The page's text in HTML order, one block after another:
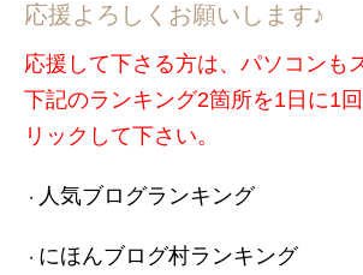
応援よろしくお願いします♪
応援して下さる方は、パソコンも
下記のランキング2箇所を1日に1
リックして下さい。
・ 人気ブログランキング
・ にほんブログ村ランキング